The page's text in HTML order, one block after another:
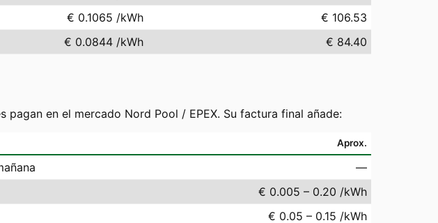
€ 0.1065 /kWh
€ 106.53
€ 0.0844 /kWh € 84.40
en el mercado Nord Pool / EPEX. Su factura final añade:
Aprox.
—
€ 0.005 – 0.20 /kWh
€ 0.05 – 0.15 /kWh